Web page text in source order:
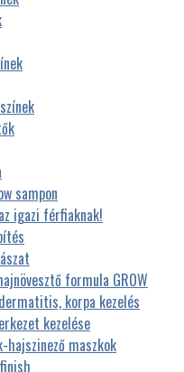
sampon
igazi férfiaknak!
formula GROW
korpa kezelés
kezelése
hajszinező maszkok